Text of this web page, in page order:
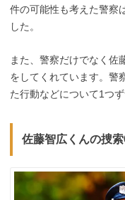
件の可能性も考えた警察
した。
また、警察だけでなく佐
をしてくれています。警
た行動などについて1つず
佐藤智広くんの捜